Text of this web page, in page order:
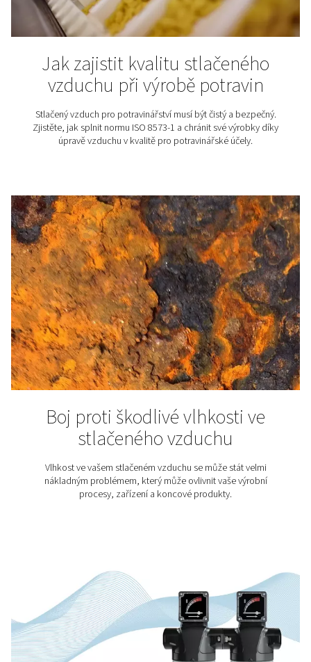
Sušení stlačeného
ochrana vašich nástrojů
výsledného produktu
Vlhkost v systému stlačeného vzduchu je častým, a
podceňovaným problémem. Přitom dokáže
životnost zařízení a negativně ovlivnit kvalitu finálního
stlačeného vzduchu je klíčovým krokem k zajištění
provozu i vysokých standardů kvality. V tomto
představíme, proč se vyplatí investovat do účinného
vlhkosti a jaké technologie sušení pomohou
zařízení i celou výrobu.
Vlhkost ve stlačeném
Příčiny, problémy a
Vlhkost ve stlačeném vzduchu může způsobit korozi a